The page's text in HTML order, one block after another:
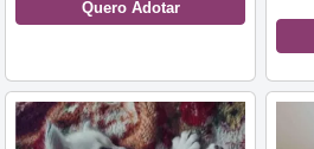
Quero Adotar